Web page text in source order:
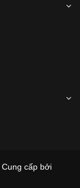
Cung cấp bởi